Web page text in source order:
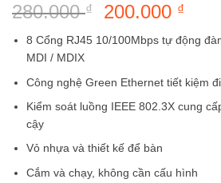
dựa trên
đánh giá
280.000₫
Giá
gốc
là:
200.000 ₫
hiện
tại
8 Cổng RJ45 10/100Mbps tự động
MDI / MDIX
Công nghệ Green Ethernet tiết kiệm
Kiểm soát luồng IEEE 802.3X cung
cậy
Vỏ nhựa và thiết kế để bàn
Cắm và chạy, không cần cấu hình